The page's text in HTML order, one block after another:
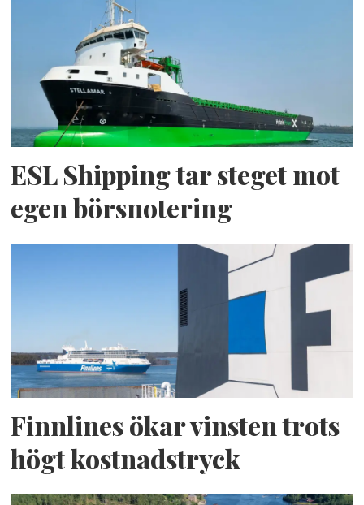
ESL Shipping tar steget mot
egen börsnotering
Finnlines ökar vinsten trots
högt kostnadstryck